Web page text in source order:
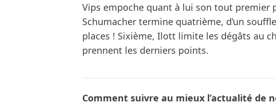
Vips empoche quant à lui son tout premier
Schumacher termine quatrième, d’un
places ! Sixième, Ilott limite les dégâts au
prennent les derniers points.
Comment suivre au mieux l’actualité de